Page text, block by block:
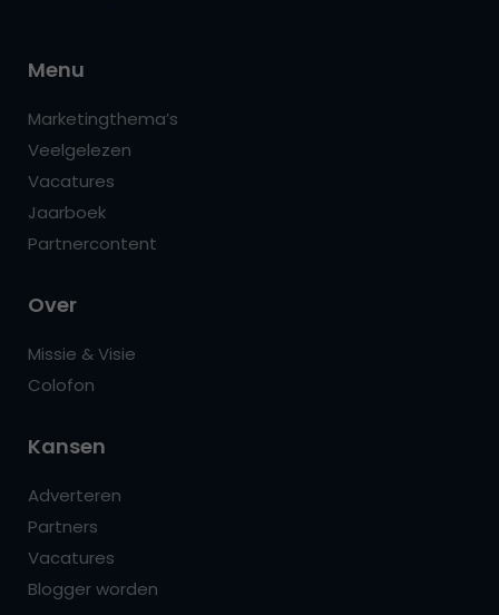
Menu
Marketingthema’s
Veelgelezen
Vacatures
Jaarboek
Partnercontent
Over
Missie & Visie
Colofon
Kansen
Adverteren
Partners
Vacatures
Blogger worden